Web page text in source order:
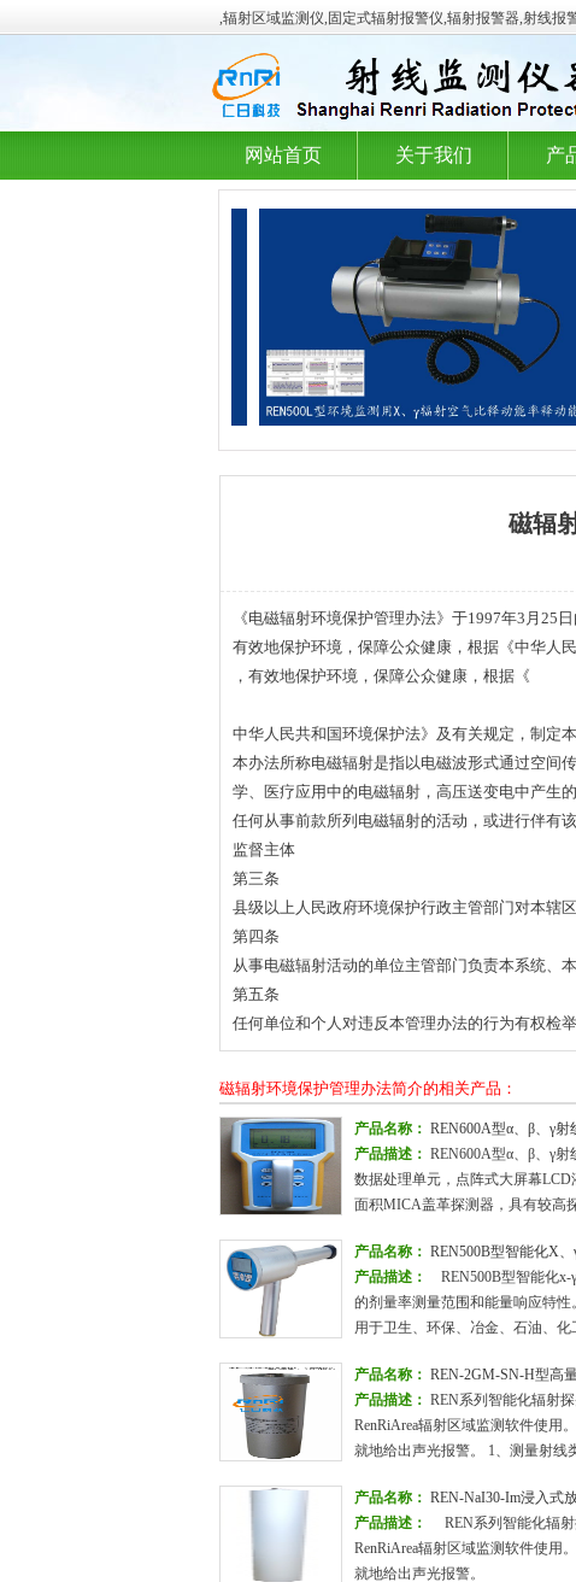
,辐射区域监测仪,固定式辐射报警仪,辐射报警器,射线
网站首页 关于我们 产
磁辐
《电磁辐射环境保护管理办法》于1997年3月25
有效地保护环境，保障公众健康，根据《中华人
，有效地保护环境，保障公众健康，根据《
中华人民共和国环境保护法》及有关规定，制定本
本办法所称电磁辐射是指以电磁波形式通过空间
学、医疗应用中的电磁辐射，高压送变电中产生的
任何从事前款所列电磁辐射的活动，或进行伴有
监督主体
第三条
县级以上人民政府环境保护行政主管部门对本辖
第四条
从事电磁辐射活动的单位主管部门负责本系统、
第五条
任何单位和个人对违反本管理办法的行为有权检举
磁辐射环境保护管理办法简介的相关产品：
产品名称： REN600A型α、β、γ射
产品描述： REN600A型α、β、γ
数据处理单元，点阵式大屏幕
面积MICA盖革探测器，具有较高
产品名称： REN500B型智能化X、
产品描述：
REN500B型智能化х-
的剂量率测量范围和能量响应特性
用于卫生、环保、冶金、石油、
产品名称： REN-2GM-SN-H型高
产品描述： REN系列智能化辐射
RenRiArea辐射区域监测软件使用
就地给出声光报警。 1、测量射线
产品名称： REN-NaI30-Im浸入式
产品描述：
REN系列智能化辐射
RenRiArea辐射区域监测软件使用
就地给出声光报警。